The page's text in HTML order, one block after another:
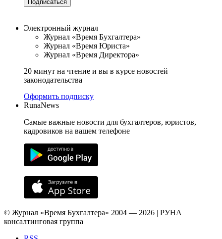
Подписаться
Электронный журнал
Журнал «Время Бухгалтера»
Журнал «Время Юриста»
Журнал «Время Директора»
20 минут на чтение и вы в курсе новостей
законодательства
Оформить подписку
RunaNews
Самые важные новости для бухгалтеров, юристов,
кадровиков на вашем телефоне
© Журнал «Время Бухгалтера» 2004 — 2026 | РУНА
консалтинговая группа